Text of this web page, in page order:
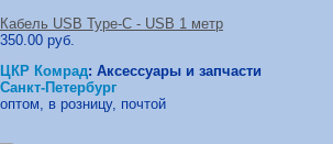
Кабель USB Type-C - USB 1 метр
350.00 руб.
ЦКР Комрад: Аксессуары и запчасти
Санкт-Петербург
оптом, в розницу, почтой